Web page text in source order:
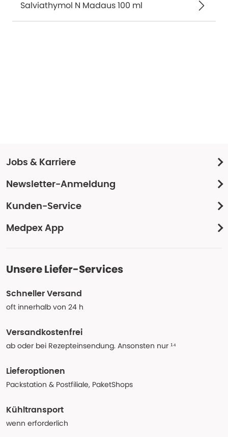
Salviathymol N Madaus 100 ml
Jobs & Karriere
Newsletter-Anmeldung
Kunden-Service
Medpex App
Unsere Liefer-Services
Schneller Versand
oft innerhalb von 24 h
Versandkostenfrei
ab oder bei Rezepteinsendung. Ansonsten nur ¹⁴
Lieferoptionen
Packstation & Postfiliale, PaketShops
Kühltransport
wenn erforderlich